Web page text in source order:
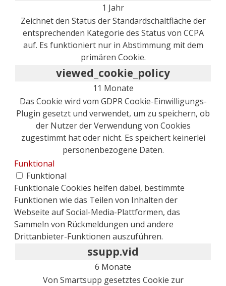
1 Jahr
Zeichnet den Status der Standardschaltfläche der
entsprechenden Kategorie des Status von CCPA
auf. Es funktioniert nur in Abstimmung mit dem
primären Cookie.
viewed_cookie_policy
11 Monate
Das Cookie wird vom GDPR Cookie-Einwilligungs-
Plugin gesetzt und verwendet, um zu speichern, ob
der Nutzer der Verwendung von Cookies
zugestimmt hat oder nicht. Es speichert keinerlei
personenbezogene Daten.
Funktional
Funktional
Funktionale Cookies helfen dabei, bestimmte
Funktionen wie das Teilen von Inhalten der
Webseite auf Social-Media-Plattformen, das
Sammeln von Rückmeldungen und andere
Drittanbieter-Funktionen auszuführen.
ssupp.vid
6 Monate
Von Smartsupp gesetztes Cookie zur